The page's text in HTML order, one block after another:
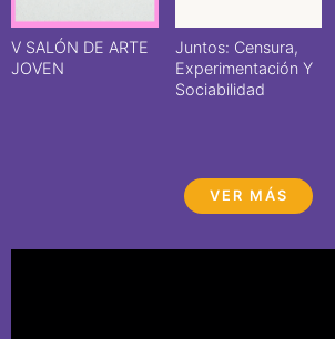
V SALÓN DE ARTE
JOVEN
Juntos: Censura,
Experimentación Y
Sociabilidad
VER MÁS